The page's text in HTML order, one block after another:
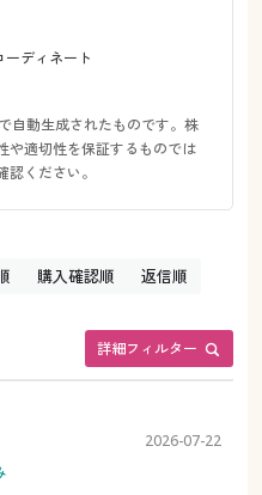
ーディネート
自動生成されたものです。株
や適切性を保証するものでは
ください。
詳細フィルター
購入確認順
返信順
2026-07-22